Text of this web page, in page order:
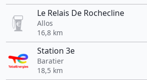
Le Relais De Rochecline
Allos
16,8 km
Station 3e
Baratier
18,5 km